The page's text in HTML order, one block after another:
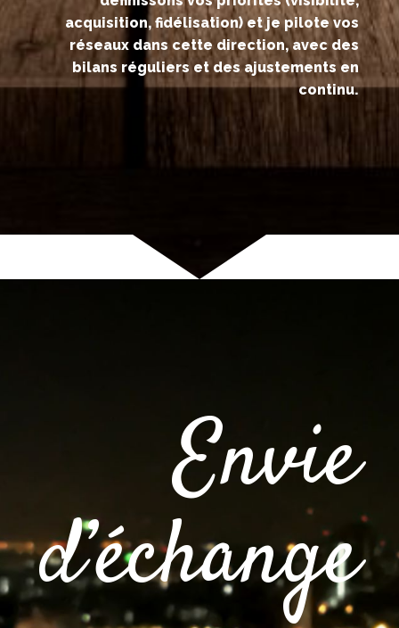
acquisition, fidélisation) et je pilote vos
réseaux dans cette direction, avec des
bilans réguliers et des ajustements en
continu.
Envie
d’échange